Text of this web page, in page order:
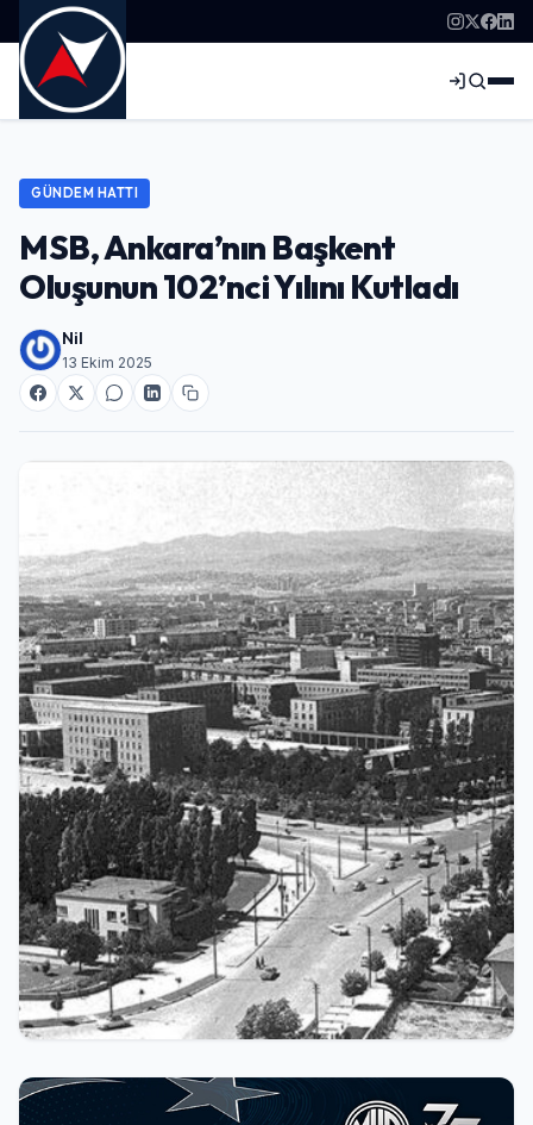
GÜNDEM HATTI
MSB, Ankara’nın Başkent
Oluşunun 102’nci Yılını Kutladı
Nil
13 Ekim 2025